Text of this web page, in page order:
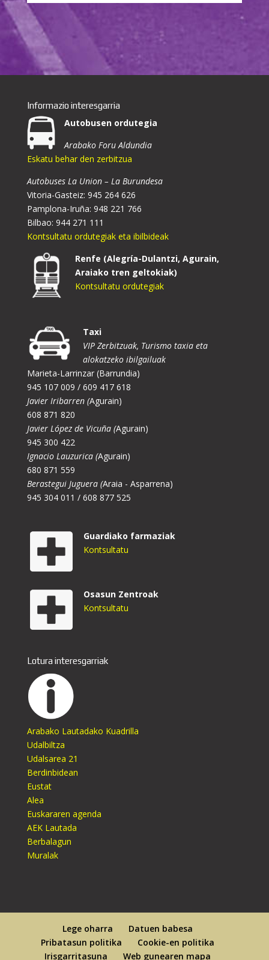
Informazio interesgarria
Autobusen ordutegia
Arabako Foru Aldundia
Eskatu behar den zerbitzua
Autobuses La Union – La Burundesa
Vitoria-Gasteiz: 945 264 626
Pamplona-Iruña: 948 221 766
Bilbao: 944 271 111
Kontsultatu ordutegiak eta ibilbideak
Renfe (Alegría-Dulantzi, Agurain,
Araiako tren geltokiak)
Kontsultatu ordutegiak
Taxi
VIP Zerbitzuak, Turismo taxia eta
alokatzeko ibilgailuak
Marieta-Larrinzar (Barrundia)
945 107 009 / 609 417 618
Javier Iribarren (Agurain)
608 871 820
Javier López de Vicuña (Agurain)
945 300 422
Ignacio Lauzurica (Agurain)
680 871 559
Berastegui Juguera (Araia - Asparrena)
945 304 011 / 608 877 525
Guardiako farmaziak
Kontsultatu
Osasun Zentroak
Kontsultatu
Lotura interesgarriak
Arabako Lautadako Kuadrilla
Udalbiltza
Udalsarea 21
Berdinbidean
Eustat
Alea
Euskararen agenda
AEK Lautada
Berbalagun
Muralak
Lege oharra
Datuen babesa
Pribatasun politika
Cookie-en politika
Irisgarritasuna
Web gunearen mapa